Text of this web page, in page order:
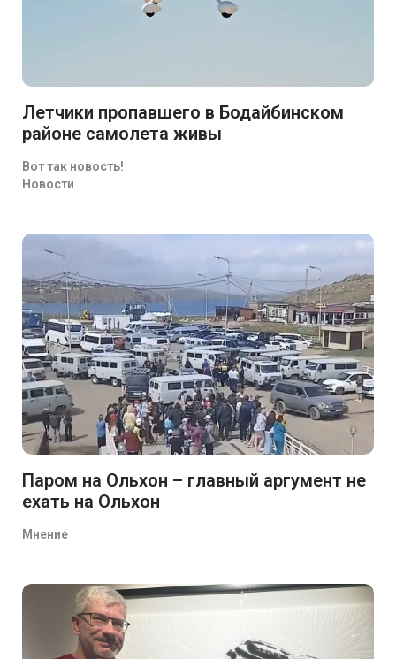
Летчики пропавшего в Бодайбинском
районе самолета живы
Вот так новость!
Новости
Паром на Ольхон – главный аргумент не
ехать на Ольхон
Мнение